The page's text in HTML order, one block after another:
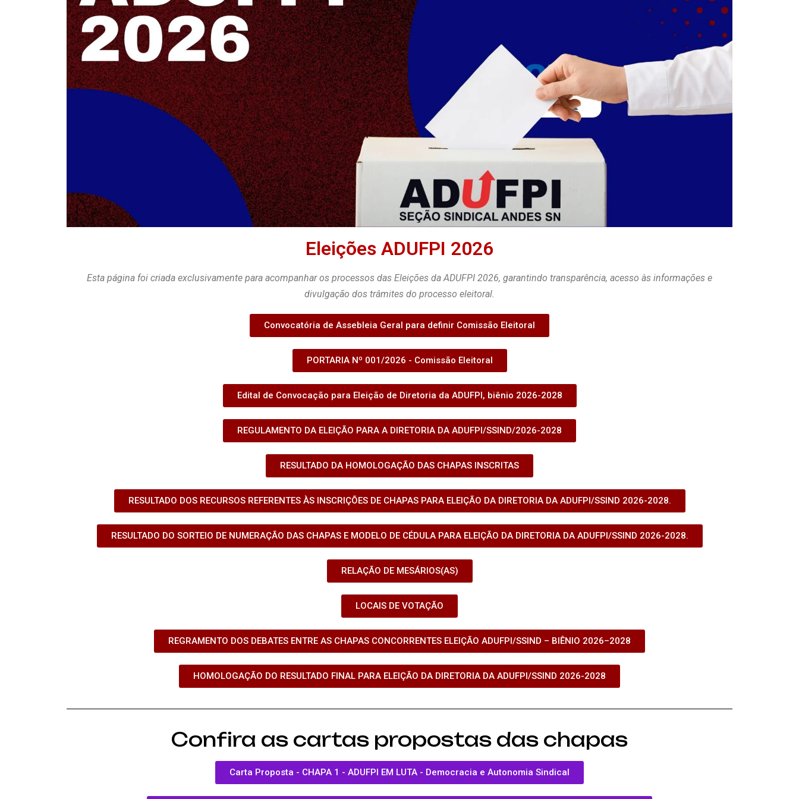
Eleições ADUFPI 2026
Esta página foi criada exclusivamente para acompanhar os processos das Eleições da ADUFPI 2026, garantindo transparência, acesso às informações e
divulgação dos trâmites do processo eleitoral.
Convocatória de Assebleia Geral para definir Comissão Eleitoral
PORTARIA Nº 001/2026 - Comissão Eleitoral
Edital de Convocação para Eleição de Diretoria da ADUFPI, biênio 2026-2028
REGULAMENTO DA ELEIÇÃO PARA A DIRETORIA DA ADUFPI/SSIND/2026-2028
RESULTADO DA HOMOLOGAÇÃO DAS CHAPAS INSCRITAS
RESULTADO DOS RECURSOS REFERENTES ÀS INSCRIÇÕES DE CHAPAS PARA ELEIÇÃO DA DIRETORIA DA ADUFPI/SSIND 2026-2028.
RESULTADO DO SORTEIO DE NUMERAÇÃO DAS CHAPAS E MODELO DE CÉDULA PARA ELEIÇÃO DA DIRETORIA DA ADUFPI/SSIND 2026-2028.
RELAÇÃO DE MESÁRIOS(AS)
LOCAIS DE VOTAÇÃO
REGRAMENTO DOS DEBATES ENTRE AS CHAPAS CONCORRENTES ELEIÇÃO ADUFPI/SSIND – BIÊNIO 2026–2028
HOMOLOGAÇÃO DO RESULTADO FINAL PARA ELEIÇÃO DA DIRETORIA DA ADUFPI/SSIND 2026-2028
Confira as cartas propostas das chapas
Carta Proposta - CHAPA 1 - ADUFPI EM LUTA - Democracia e Autonomia Sindical